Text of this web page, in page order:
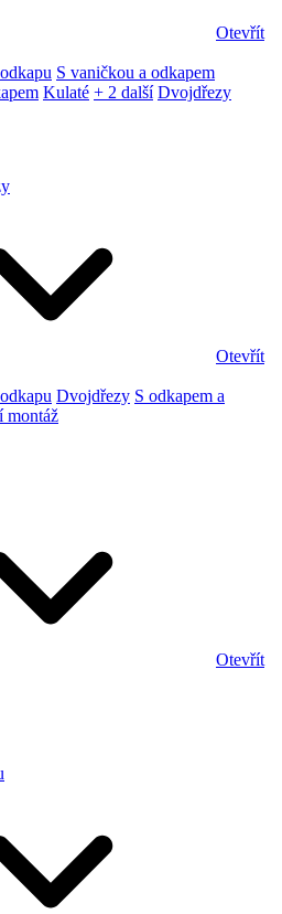
Otevřít
S vaničkou a odkapem
Kulaté + 2 další Dvojdřezy
Otevřít
Dvojdřezy S odkapem a
montáž
Otevřít